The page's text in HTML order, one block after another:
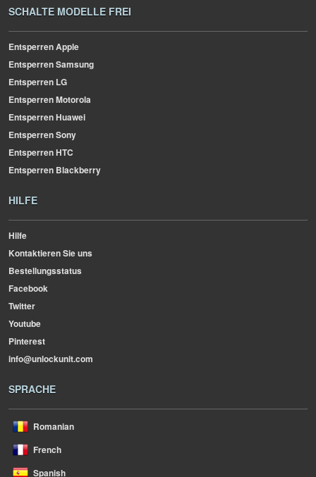
SCHALTE MODELLE FREI
Entsperren Apple
Entsperren Samsung
Entsperren LG
Entsperren Motorola
Entsperren Huawei
Entsperren Sony
Entsperren HTC
Entsperren Blackberry
HILFE
Hilfe
Kontaktieren Sie uns
Bestellungsstatus
Facebook
Twitter
Youtube
Pinterest
info@unlockunit.com
SPRACHE
Romanian
French
Spanish